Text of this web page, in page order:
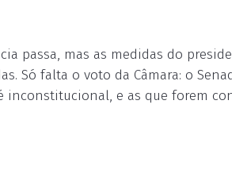
passa, mas as medidas do
Só falta o voto da Câmara: o
inconstitucional, e as que forem